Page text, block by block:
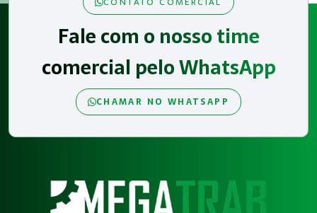
Fale com o nosso time
comercial pelo WhatsApp
CHAMAR NO WHATSAPP